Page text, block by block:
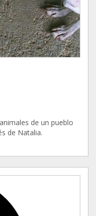
de un pueblo
de Natalia.